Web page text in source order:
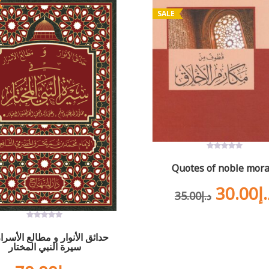
out
of
5
حدائق الأنوار و مطالع
سيرة النبي المختار
SALE
out
of
Quotes of noble
د.إ35.00 30.00
Read more